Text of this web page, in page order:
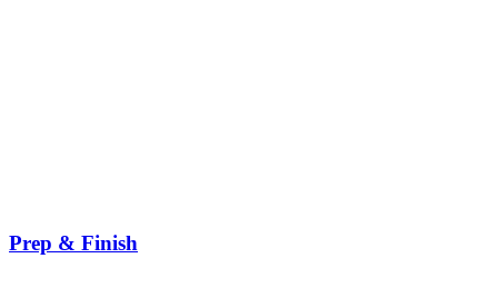
Prep & Finish